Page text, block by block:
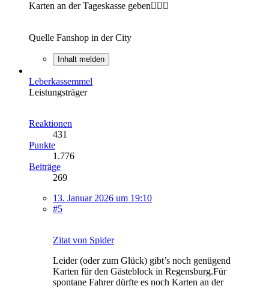
Karten an der Tageskasse geben🙋🏼‍♂️
Quelle Fanshop in der City
Inhalt melden
Leberkassemmel
Leistungsträger
Reaktionen
431
Punkte
1.776
Beiträge
269
13. Januar 2026 um 19:10
#5
Zitat von Spider
Leider (oder zum Glück) gibt’s noch genügend
Karten für den Gästeblock in Regensburg.Für
spontane Fahrer dürfte es noch Karten an der